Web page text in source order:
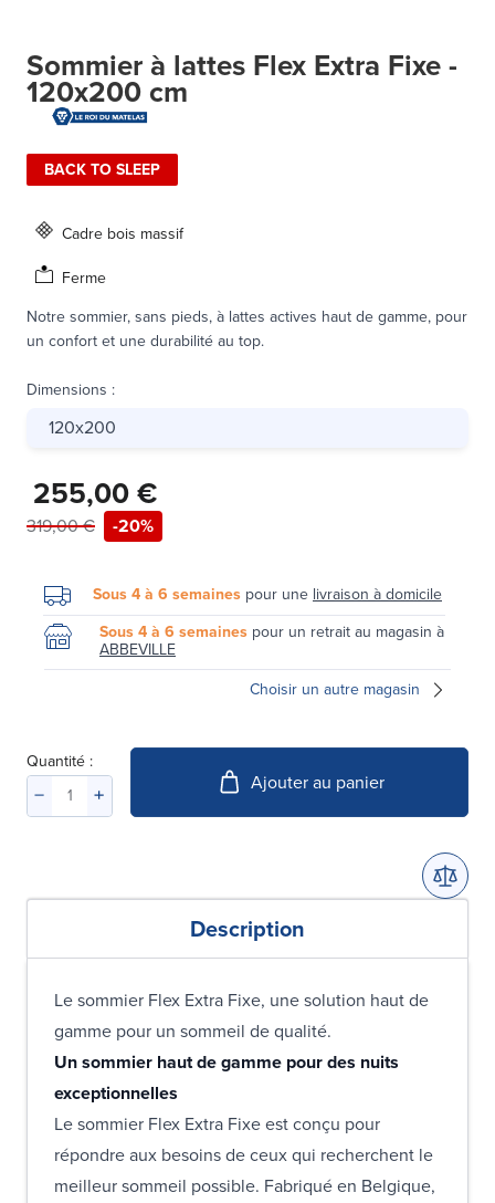
Sommier à lattes Flex Extra Fixe -
120x200 cm
BACK TO SLEEP
Cadre bois massif
Ferme
Notre sommier, sans pieds, à lattes actives haut de gamme, pour
un confort et une durabilité au top.
Dimensions :
120x200
255,00 €
319,00 € -20%
Sous 4 à 6 semaines pour unelivraison à domicile
Sous 4 à 6 semaines pour un retrait au magasin à
ABBEVILLE
Choisir un autre magasin
Quantité :
Ajouter au panier
Description
Le sommier Flex Extra Fixe, une solution haut de
gamme pour un sommeil de qualité.
Un sommier haut de gamme pour des nuits
exceptionnelles
Le sommier Flex Extra Fixe est conçu pour
répondre aux besoins de ceux qui recherchent le
meilleur sommeil possible. Fabriqué en Belgique,